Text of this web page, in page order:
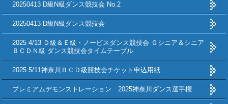
20250413 D級N級ダンス競技会 No.2
20250413 D級N級ダンス競技会
2025 4/13 Ｄ級＆Ｅ級・ノービスダンス競技会 Ｇシニア＆シニア
ＢＣＤＮ級 ダンス競技会タイムテーブル
2025 5/11神奈川ＢＣＤ級競技会チケット申込用紙
プレミアムデモンストレーション 2025神奈川ダンス選手権